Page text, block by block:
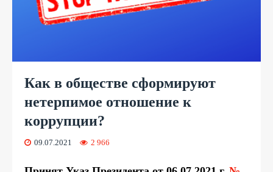
Как в обществе сформируют
нетерпимое отношение к
коррупции?
09.07.2021 2 966